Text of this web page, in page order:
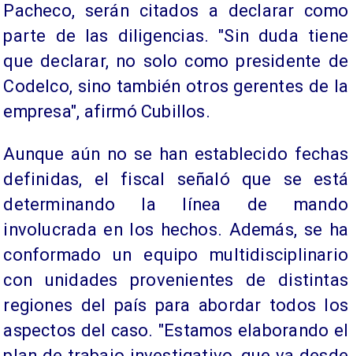
Pacheco, serán citados a declarar como
parte de las diligencias. "Sin duda tiene
que declarar, no solo como presidente de
Codelco, sino también otros gerentes de la
empresa", afirmó Cubillos.
Aunque aún no se han establecido fechas
definidas, el fiscal señaló que se está
determinando la línea de mando
involucrada en los hechos. Además, se ha
conformado un equipo multidisciplinario
con unidades provenientes de distintas
regiones del país para abordar todos los
aspectos del caso. "Estamos elaborando el